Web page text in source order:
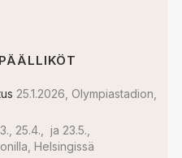
25.1.2026, Olympiastadion,
25.4., ja 23.5.,
Helsingissä